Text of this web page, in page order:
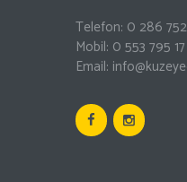
Telefon: 0 286
Mobil: 0 553 795 17
Email: